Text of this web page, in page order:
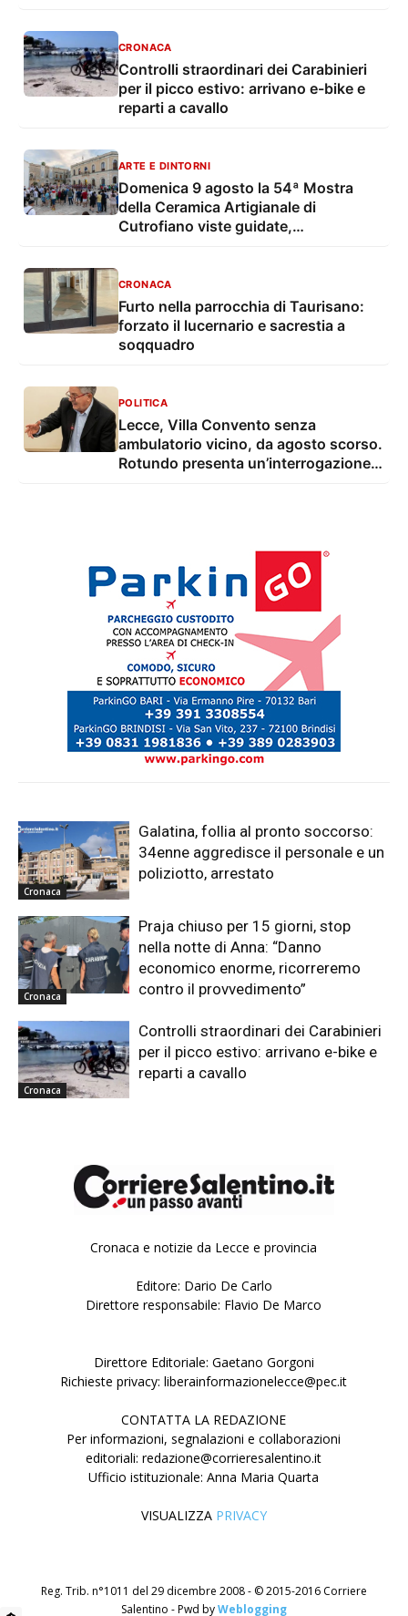
CRONACA
Controlli straordinari dei Carabinieri
per il picco estivo: arrivano e-bike e
reparti a cavallo
ARTE E DINTORNI
Domenica 9 agosto la 54ª Mostra
della Ceramica Artigianale di
Cutrofiano viste guidate,
CRONACA
Furto nella parrocchia di Taurisano:
forzato il lucernario e sacrestia a
soqquadro
POLITICA
Lecce, Villa Convento senza
ambulatorio vicino, da agosto scorso.
Rotundo presenta un’interrogazione e
Cronaca
Galatina, follia al pronto soccorso:
34enne aggredisce il personale e un
poliziotto, arrestato
Cronaca
Praja chiuso per 15 giorni, stop
nella notte di Anna: “Danno
economico enorme, ricorreremo
contro il provvedimento”
Cronaca
Controlli straordinari dei Carabinieri
per il picco estivo: arrivano e-bike e
reparti a cavallo
Cronaca e notizie da Lecce e provincia
Editore: Dario De Carlo
Direttore responsabile: Flavio De Marco
Direttore Editoriale: Gaetano Gorgoni
Richieste privacy: liberainformazionelecce@pec.it
CONTATTA LA REDAZIONE
Per informazioni, segnalazioni e collaborazioni
editoriali: redazione@corrieresalentino.it
Ufficio istituzionale: Anna Maria Quarta
VISUALIZZA PRIVACY
Reg. Trib. n°1011 del 29 dicembre 2008 - © 2015-2016 Corriere
Salentino - Pwd byWeblogging